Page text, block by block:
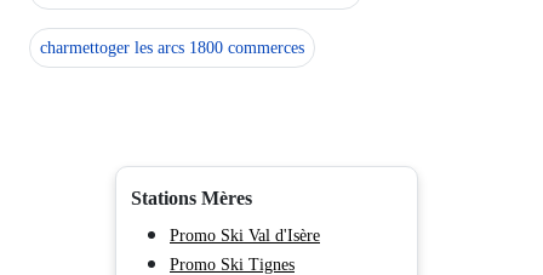
charmettoger les arcs 1800 commerces
Stations Mères
Promo Ski Val d'Isère
Promo Ski Tignes